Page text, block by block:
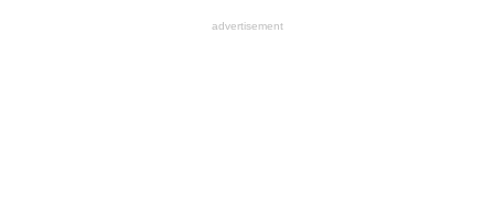
advertisement